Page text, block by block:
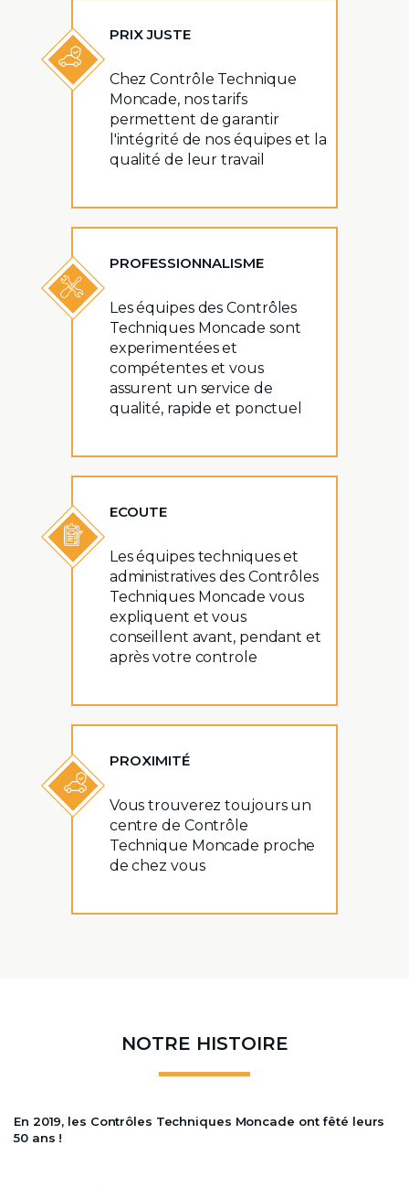
PRIX JUSTE
Chez Contrôle Technique
Moncade, nos tarifs
permettent de garantir
l'intégrité de nos équipes et la
qualité de leur travail
PROFESSIONNALISME
Les équipes des Contrôles
Techniques Moncade sont
experimentées et
compétentes et vous
assurent un service de
qualité, rapide et ponctuel
ECOUTE
Les équipes techniques et
administratives des Contrôles
Techniques Moncade vous
expliquent et vous
conseillent avant, pendant et
après votre controle
PROXIMITÉ
Vous trouverez toujours un
centre de Contrôle
Technique Moncade proche
de chez vous
NOTRE HISTOIRE
En 2019, les Contrôles Techniques Moncade ont fêté leurs
50 ans !